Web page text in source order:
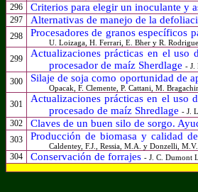
296 Criterios para elegir un inoculante y
297 Alternativas de manejo de la
298 Procesadores de granos específicos
U. Loizaga, H. Ferrari, E. Bher y R.
299
Actualizaciones prácticas en el uso
procesador de maíz Sherdlage- J.
300 Silaje de soja como oportunidad de
Opacak, F. Clemente, P. Cattani, M.
301
Actualizaciones prácticas en el uso
procesado de maíz Shredlage- J.
302 Claves de un buen silo de sorgo.
303 Producción de biomasa y calidad
Caldentey, F.J., Ressia, M.A. y Donzelli, M.V..
304 Conservación de forrajes - J. C. Dumont L.